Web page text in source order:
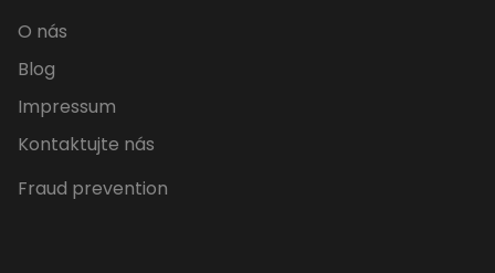
O nás
Blog
Impressum
Kontaktujte nás
Fraud prevention